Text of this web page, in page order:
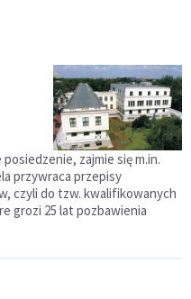
zajmie się m.in.
przywraca przepisy
czyli do tzw. kwalifikowanych
grozi 25 lat pozbawienia